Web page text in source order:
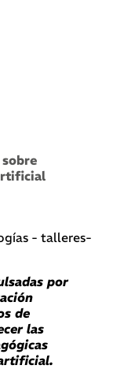
por
de
las